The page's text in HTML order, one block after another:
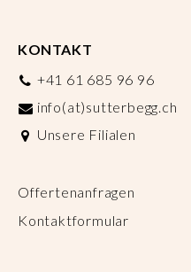
KONTAKT
+41 61 685 96 96
info(at)sutterbegg.ch
Unsere Filialen
Offertenanfragen
Kontaktformular